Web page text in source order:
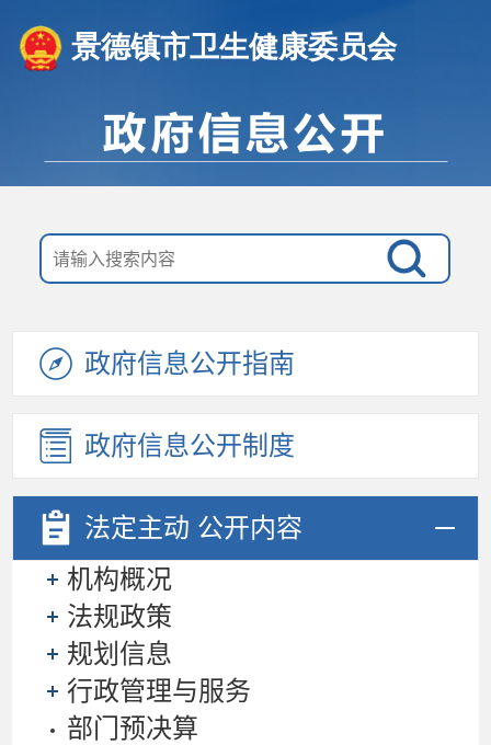
景德镇市卫生健康委员会
政府信息公开指南
政府信息公开制度
法定主动 公开内容
机构概况
法规政策
规划信息
行政管理与服务
部门预决算